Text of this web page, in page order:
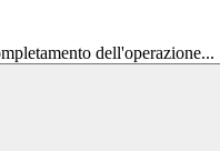
dell'operazione...